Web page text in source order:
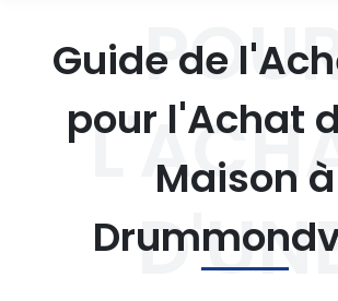
Guide de
pour l'Achat
Maison à